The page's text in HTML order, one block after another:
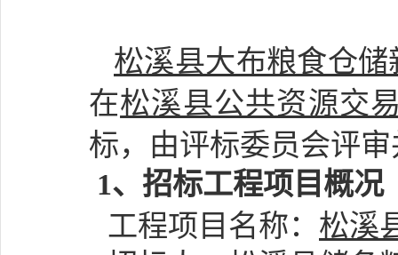
松溪县大布粮食仓
在松溪县公共资源交
标，由评标委员会评
1、 招标工程项目概况
工程项目名称： 松溪